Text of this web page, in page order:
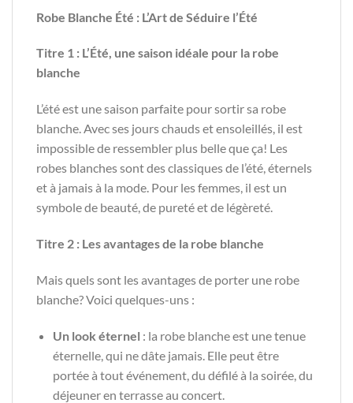
Robe Blanche Été : L’Art de Séduire l’Été
Titre 1 : L’Été, une saison idéale pour la robe
blanche
L’été est une saison parfaite pour sortir sa robe
blanche. Avec ses jours chauds et ensoleillés, il est
impossible de ressembler plus belle que ça! Les
robes blanches sont des classiques de l’été, éternels
et à jamais à la mode. Pour les femmes, il est un
symbole de beauté, de pureté et de légèreté.
Titre 2 : Les avantages de la robe blanche
Mais quels sont les avantages de porter une robe
blanche? Voici quelques-uns :
Un look éternel : la robe blanche est une tenue
éternelle, qui ne dâte jamais. Elle peut être
portée à tout événement, du défilé à la soirée, du
déjeuner en terrasse au concert.